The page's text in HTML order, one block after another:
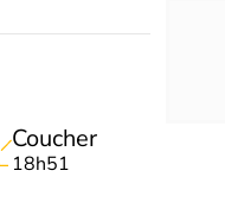
Coucher
18h51